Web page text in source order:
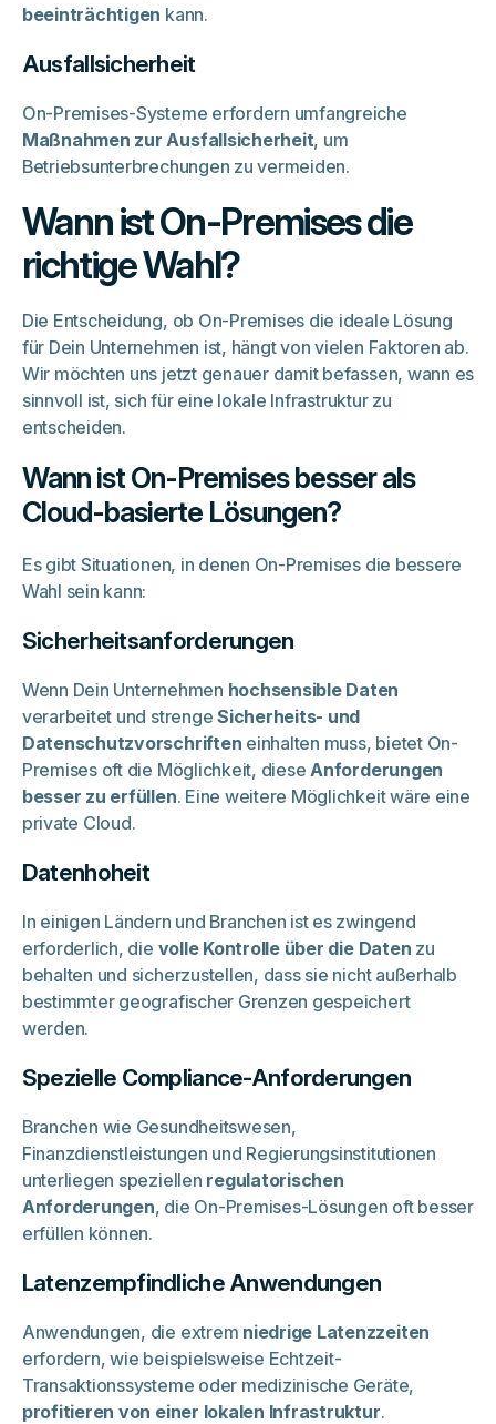
beeinträchtigen kann.
Ausfallsicherheit
On-Premises-Systeme erfordern umfangreiche
Maßnahmen zur Ausfallsicherheit, um
Betriebsunterbrechungen zu vermeiden.
Wann ist On-Premises die
richtige Wahl?
Die Entscheidung, ob On-Premises die ideale Lösung
für Dein Unternehmen ist, hängt von vielen Faktoren ab.
Wir möchten uns jetzt genauer damit befassen, wann es
sinnvoll ist, sich für eine lokale Infrastruktur zu
entscheiden.
Wann ist On-Premises besser als
Cloud-basierte Lösungen?
Es gibt Situationen, in denen On-Premises die bessere
Wahl sein kann:
Sicherheitsanforderungen
Wenn Dein Unternehmen hochsensible Daten
verarbeitet und strengeSicherheits- und
Datenschutzvorschriften einhalten muss, bietet On-
Premises oft die Möglichkeit, dieseAnforderungen
besser zu erfüllen. Eine weitere Möglichkeit wäre eine
private Cloud.
Datenhoheit
In einigen Ländern und Branchen ist es zwingend
erforderlich, die volle Kontrolle über die Daten zu
behalten und sicherzustellen, dass sie nicht außerhalb
bestimmter geografischer Grenzen gespeichert
werden.
Spezielle Compliance-Anforderungen
Branchen wie Gesundheitswesen,
Finanzdienstleistungen und Regierungsinstitutionen
unterliegen speziellen regulatorischen
Anforderungen, die On-Premises-Lösungen oft besser
erfüllen können.
Latenzempfindliche Anwendungen
Anwendungen, die extrem niedrige Latenzzeiten
erfordern, wie beispielsweise Echtzeit-
Transaktionssysteme oder medizinische Geräte,
profitieren von einer lokalen Infrastruktur.